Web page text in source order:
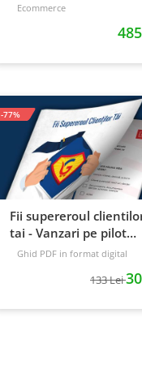
de la idee, la retentie si
Ecommerce
Fii supereroul
tai - Vanzari pe pilot
automat
Ghid PDF in format digital
133 Lei
-77%